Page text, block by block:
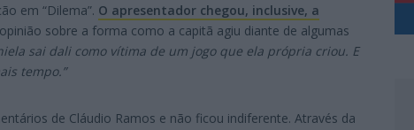
em “Dilema”. O apresentador chegou, inclusive, a
sobre a forma como a capitã agiu diante de algumas
sai dali como vítima de um jogo que ela própria criou. E
tempo.”
de Cláudio Ramos e não ficou indiferente. Através da